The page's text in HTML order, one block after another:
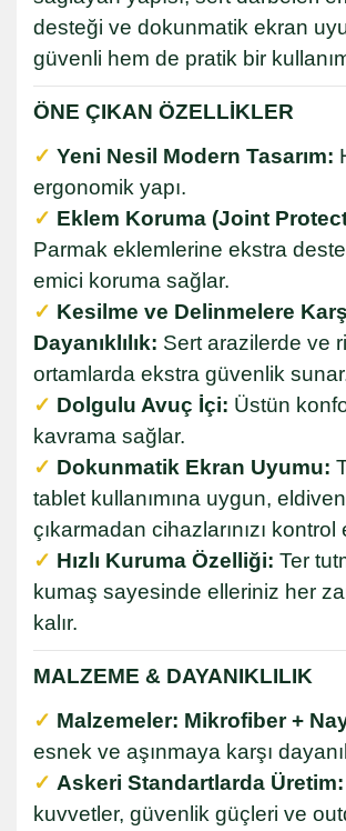
desteği ve dokunmatik ekran
güvenli hem de pratik bir
ÖNE ÇIKAN ÖZELLİKLER
✓ Yeni Nesil Modern Tasarım:
ergonomik yapı.
✓ Eklem Koruma (Joint
Parmak eklemlerine ekstra
emici koruma sağlar.
✓ Kesilme ve Delinmelere
Dayanıklılık: Sert arazilerde ve
ortamlarda ekstra güvenlik
✓ Dolgulu Avuç İçi: Üstün
kavrama sağlar.
✓ Dokunmatik Ekran Uyumu:
tablet kullanımına uygun,
çıkarmadan cihazlarınızı kontrol
✓ Hızlı Kuruma Özelliği: Ter
kumaş sayesinde elleriniz her
kalır.
MALZEME & DAYANIKLILIK
✓ Malzemeler: Mikrofiber +
esnek ve aşınmaya karşı
✓ Askeri Standartlarda Üretim:
kuvvetler, güvenlik güçleri ve